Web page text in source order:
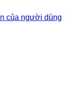
của người dùng